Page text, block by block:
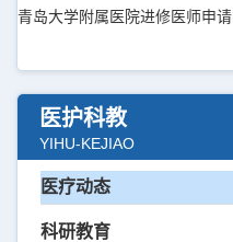
青岛大学附属医院进修医师申请
医护科教
YIHU-KEJIAO
医疗动态
科研教育